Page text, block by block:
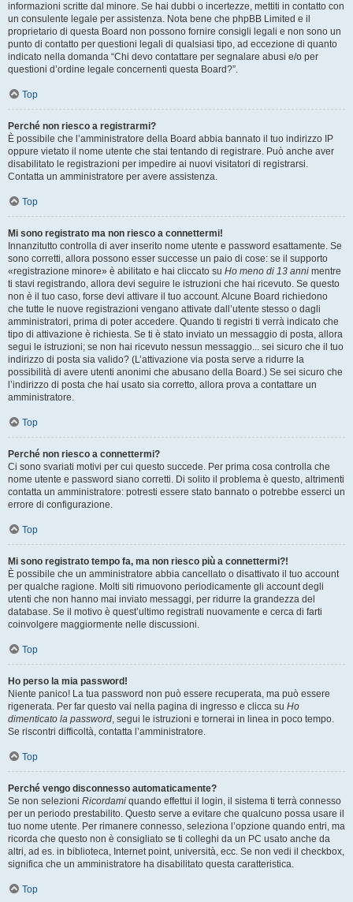
informazioni scritte dal minore. Se hai dubbi o incertezze, mettiti in contatto con
un consulente legale per assistenza. Nota bene che phpBB Limited e il
proprietario di questa Board non possono fornire consigli legali e non sono un
punto di contatto per questioni legali di qualsiasi tipo, ad eccezione di quanto
indicato nella domanda “Chi devo contattare per segnalare abusi e/o per
questioni d’ordine legale concernenti questa Board?”.
Top
Perché non riesco a registrarmi?
È possibile che l’amministratore della Board abbia bannato il tuo indirizzo IP
oppure vietato il nome utente che stai tentando di registrare. Può anche aver
disabilitato le registrazioni per impedire ai nuovi visitatori di registrarsi.
Contatta un amministratore per avere assistenza.
Top
Mi sono registrato ma non riesco a connettermi!
Innanzitutto controlla di aver inserito nome utente e password esattamente. Se
sono corretti, allora possono esser successe un paio di cose: se il supporto
«registrazione minore» è abilitato e hai cliccato su Ho meno di 13 anni mentre
ti stavi registrando, allora devi seguire le istruzioni che hai ricevuto. Se questo
non è il tuo caso, forse devi attivare il tuo account. Alcune Board richiedono
che tutte le nuove registrazioni vengano attivate dall’utente stesso o dagli
amministratori, prima di poter accedere. Quando ti registri ti verrà indicato che
tipo di attivazione è richiesta. Se ti è stato inviato un messaggio di posta, allora
segui le istruzioni; se non hai ricevuto nessun messaggio... sei sicuro che il tuo
indirizzo di posta sia valido? (L’attivazione via posta serve a ridurre la
possibilità di avere utenti anonimi che abusano della Board.) Se sei sicuro che
l’indirizzo di posta che hai usato sia corretto, allora prova a contattare un
amministratore.
Top
Perché non riesco a connettermi?
Ci sono svariati motivi per cui questo succede. Per prima cosa controlla che
nome utente e password siano corretti. Di solito il problema è questo, altrimenti
contatta un amministratore: potresti essere stato bannato o potrebbe esserci un
errore di configurazione.
Top
Mi sono registrato tempo fa, ma non riesco più a connettermi?!
È possibile che un amministratore abbia cancellato o disattivato il tuo account
per qualche ragione. Molti siti rimuovono periodicamente gli account degli
utenti che non hanno mai inviato messaggi, per ridurre la grandezza del
database. Se il motivo è quest’ultimo registrati nuovamente e cerca di farti
coinvolgere maggiormente nelle discussioni.
Top
Ho perso la mia password!
Niente panico! La tua password non può essere recuperata, ma può essere
rigenerata. Per far questo vai nella pagina di ingresso e clicca su Ho
dimenticato la password, segui le istruzioni e tornerai in linea in poco tempo.
Se riscontri difficoltà, contatta l’amministratore.
Top
Perché vengo disconnesso automaticamente?
Se non selezioni Ricordami quando effettui il login, il sistema ti terrà connesso
per un periodo prestabilito. Questo serve a evitare che qualcuno possa usare il
tuo nome utente. Per rimanere connesso, seleziona l’opzione quando entri, ma
ricorda che questo non è consigliato se ti colleghi da un PC usato anche da
altri, ad es. in biblioteca, Internet point, università, ecc. Se non vedi il checkbox,
significa che un amministratore ha disabilitato questa caratteristica.
Top